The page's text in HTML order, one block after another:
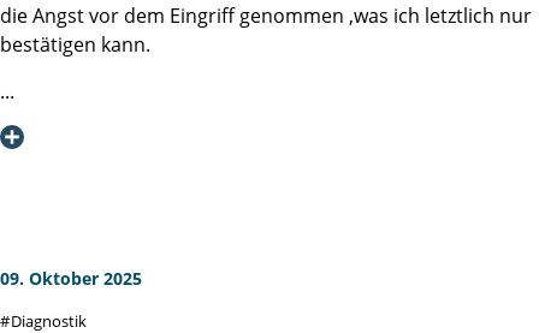
Ich kann die Martini-Klinik nur bestens empfehlen, denn da
wird man als Mensch wahrgenommen und nicht nur als
die Angst vor dem Eingriff genommen ,was ich letztlich nur
bestätigen kann.
An Alle die es noch vor sich haben - MAENNER, ES TUT
NICHT WEH !!!
bedanken !
09. Oktober 2025
Diagnostik